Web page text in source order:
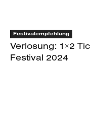
Festivalempfehlung
Verlosung: 1×2
Festival 2024